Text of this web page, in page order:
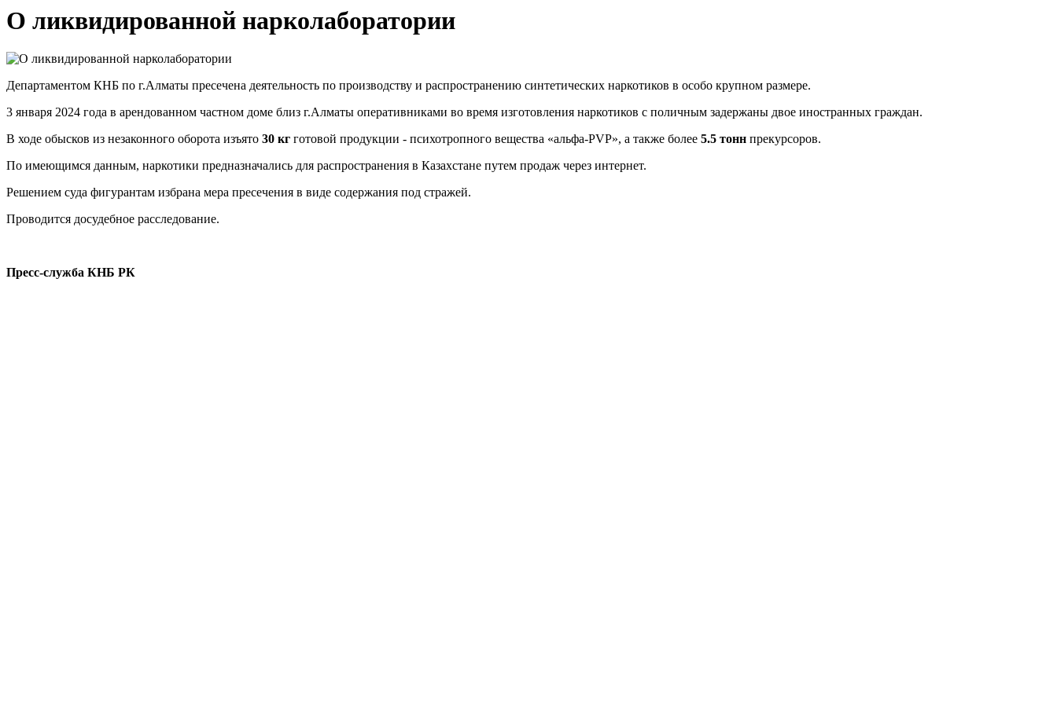
О ликвидированной нарколаборатории
Департаментом КНБ по г.Алматы пресечена деятельность по производству и распространению синтетических наркотиков в особо крупном размере.
3 января 2024 года в арендованном частном доме близ г.Алматы оперативниками во время изготовления наркотиков с поличным задержаны двое иностранных граждан.
В ходе обысков из незаконного оборота изъято 30 кг готовой продукции - психотропного вещества «альфа-PVP», а также более 5.5 тонн прекурсоров.
По имеющимся данным, наркотики предназначались для распространения в Казахстане путем продаж через интернет.
Решением суда фигурантам избрана мера пресечения в виде содержания под стражей.
Проводится досудебное расследование.
Пресс-служба КНБ РК